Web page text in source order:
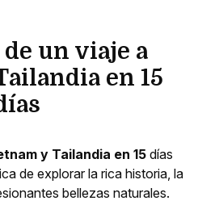
un viaje a
en 15
y Tailandia en 15 días
de explorar la rica historia, la
bellezas naturales.